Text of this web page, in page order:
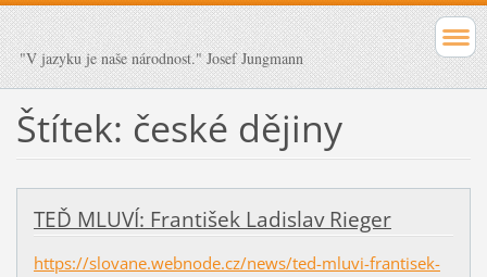
"V jazyku je naše národnost." Josef Jungmann
Štítek: české dějiny
TEĎ MLUVÍ: František Ladislav Rieger
https://slovane.webnode.cz/news/ted-mluvi-frantisek-